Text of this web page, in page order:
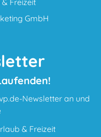
GmbH
Newsletter an und
& Freizeit